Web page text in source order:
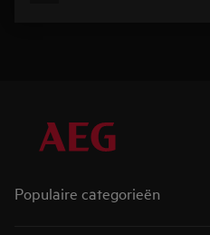
Populaire categorieën